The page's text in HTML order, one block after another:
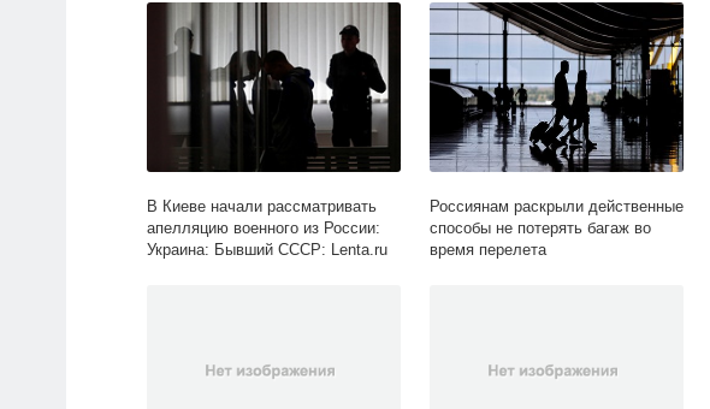
В Киеве начали рассматривать
апелляцию военного из России:
Украина: Бывший СССР: Lenta.ru
Россиянам раскрыли действенные
способы не потерять багаж во
время перелета